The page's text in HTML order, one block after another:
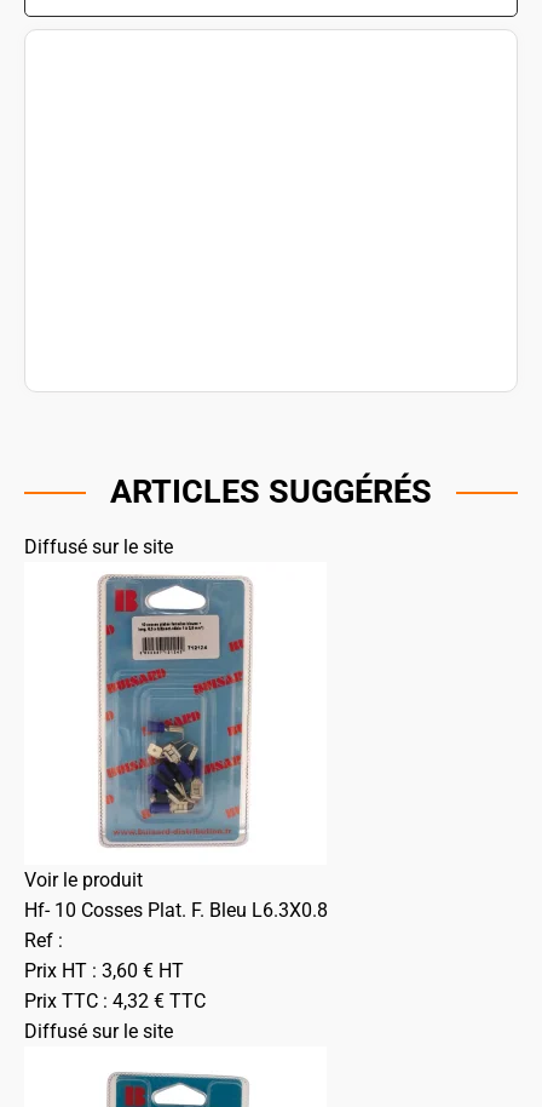
ARTICLES SUGGÉRÉS
Diffusé sur le site
Voir le produit
Hf- 10 Cosses Plat. F. Bleu L6.3X0.8
Ref :
Prix HT : 3,60 € HT
Prix TTC : 4,32 € TTC
Diffusé sur le site